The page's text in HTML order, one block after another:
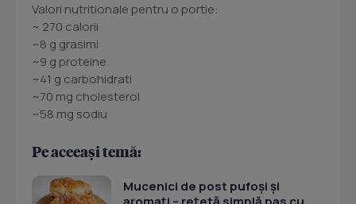
Valori nutritionale pentru o portie:
~ 270 calorii
~8 g grasimi
~9 g proteine
~41 g carbohidrati
~70 mg cholesterol
~58 mg sodiu
Pe aceeași temă:
Mucenici de post pufoși și